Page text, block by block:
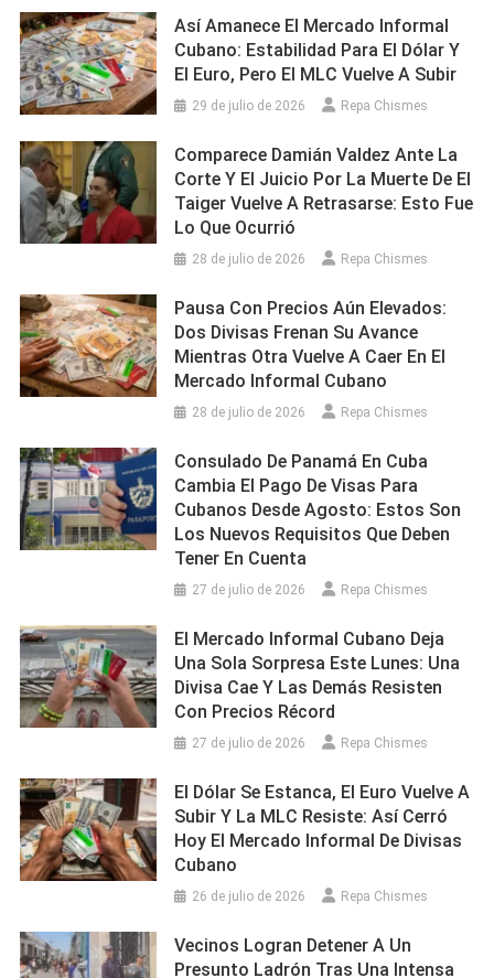
Así Amanece El Mercado Informal
Cubano: Estabilidad Para El Dólar Y
El Euro, Pero El MLC Vuelve A Subir
29 de julio de 2026 Repa Chismes
Comparece Damián Valdez Ante La
Corte Y El Juicio Por La Muerte De El
Taiger Vuelve A Retrasarse: Esto Fue
Lo Que Ocurrió
28 de julio de 2026 Repa Chismes
Pausa Con Precios Aún Elevados:
Dos Divisas Frenan Su Avance
Mientras Otra Vuelve A Caer En El
Mercado Informal Cubano
28 de julio de 2026 Repa Chismes
Consulado De Panamá En Cuba
Cambia El Pago De Visas Para
Cubanos Desde Agosto: Estos Son
Los Nuevos Requisitos Que Deben
Tener En Cuenta
27 de julio de 2026 Repa Chismes
El Mercado Informal Cubano Deja
Una Sola Sorpresa Este Lunes: Una
Divisa Cae Y Las Demás Resisten
Con Precios Récord
27 de julio de 2026 Repa Chismes
El Dólar Se Estanca, El Euro Vuelve A
Subir Y La MLC Resiste: Así Cerró
Hoy El Mercado Informal De Divisas
Cubano
26 de julio de 2026 Repa Chismes
Vecinos Logran Detener A Un
Presunto Ladrón Tras Una Intensa